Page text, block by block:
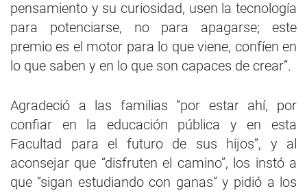
pensamiento y su curiosidad, usen la tecnología
para potenciarse, no para apagarse; este
premio es el motor para lo que viene, confíen en
lo que saben y en lo que son capaces de crear”.
Agradeció a las familias “por estar ahí, por
confiar en la educación pública y en esta
Facultad para el futuro de sus hijos”, y al
aconsejar que “disfruten el camino”, los instó a
que “sigan estudiando con ganas” y pidió a los